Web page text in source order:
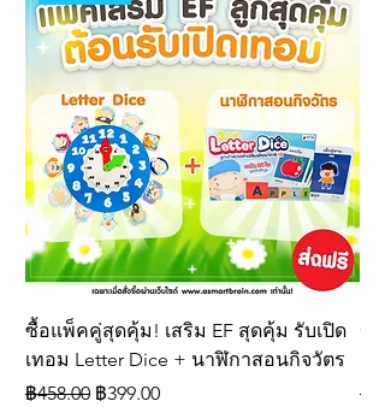
🧠 พัฒนาความจำ การเรียงลำดับ และ
การเชื่อมโยงข้อมูล
👨‍🏫 เหมาะสำหรับใช้เป็นสื่อการเรียนการ
สอนภาษาอังกฤษทั้งที่บ้านและใน
ห้องเรียน
คุณสมบัติ
ผลิตจากโฟม EVA เกรด A
คุณภาพสูง นุ่มนิ่ม น้ำหนักเบา และใช้
งานได้ยาวนาน
สีสันสดใส ช่วยกระตุ้นความสนใจและ
การเรียนรู้
ช่วยให้เด็กเรียนรู้คำศัพท์และลำดับวัน
ในสัปดาห์ได้ง่ายขึ้น
ซื้อแพ็คคู่สุดคุ้ม! เสริม EF สุดคุ้ม รับเปิด
เทอม Letter Dice + นาฬิกาสอนกิจวัตร
ราคาปกติ
฿458.00 ราคาขายลด
฿399.00
ข
รา
฿